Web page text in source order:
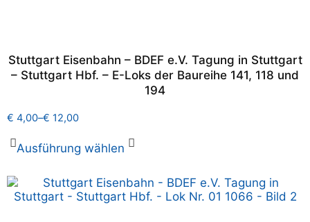
Stuttgart Eisenbahn – BDEF e.V. Tagung in Stuttgart
– Stuttgart Hbf. – E-Loks der Baureihe 141, 118 und
194
€ 4,00–€ 12,00
Ausführung wählen